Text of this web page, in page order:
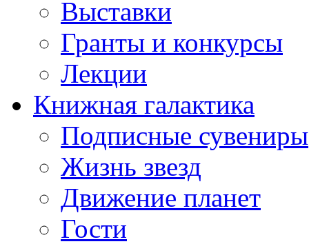
Выставки
Гранты и конкурсы
Лекции
Книжная галактика
Подписные сувениры
Жизнь звезд
Движение планет
Гости